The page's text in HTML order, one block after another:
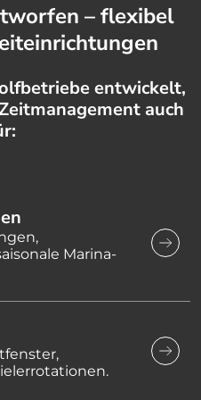
– flexibel
entwickelt,
auch
Marina-